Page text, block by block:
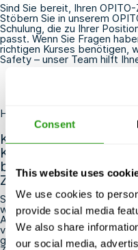
Consent
This website uses
We use cookies to
provide social media
We also share
our social media,
Sind Sie bereit, Ihren
Stöbern Sie in unserem
Schulung, die zu Ihrer
passt. Wenn Sie Fragen
richtigen Kurses benötigen,
Safety – unser Team hilft
Häufig gestellte Fragen
Kann ich direkt nach
Kurses mit der
beginnen, oder
Zertifikat ausgestellt
Sie müssen warten, bis Ihr
wurde, bevor Sie offshore
Arbeitgeber einen Nachweis
verlangen, bevor sie den
gewähren. In der Praxis